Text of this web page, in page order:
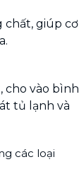
chất, giúp cơ
cho vào bình
tủ lạnh và